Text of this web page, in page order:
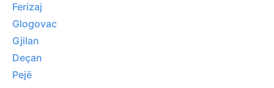
Ferizaj
Glogovac
Gjilan
Deçan
Pejë